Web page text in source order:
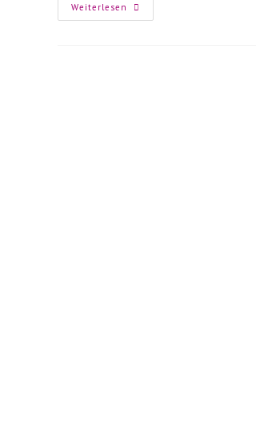
Weiterlesen Parade
Der